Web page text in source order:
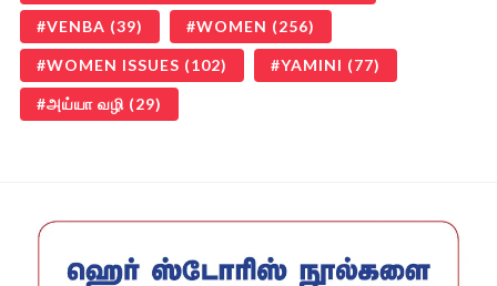
VENBA (39) WOMEN (256)
WOMEN ISSUES (102) YAMINI (77)
அய்யா வழி (29)